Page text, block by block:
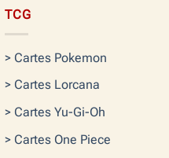
TCG
> Cartes Pokemon
> Cartes Lorcana
> Cartes Yu-Gi-Oh
> Cartes One Piece